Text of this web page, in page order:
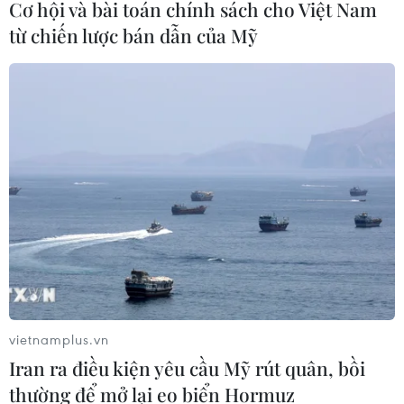
Hà Nội cảnh báo về việc sử dụng tế
bào gốc trong khám chữa bệnh, làm
Thắp lên hy vọng cho bệnh nhân
nghèo từ 'phòng khám 0 đồng' ở An
Giang
07/08/2026 02:00
Ca vi phẫu ghép da đầu hiếm gặp
giúp bé gái phục hồi sau 10 năm
06/08/2026 07:15
Cơ hội và bài toán chính sách cho Việt Nam
từ chiến lược bán dẫn của Mỹ
vietnamplus.vn
Iran ra điều kiện yêu cầu Mỹ rút quân, bồi
thường để mở lại eo biển Hormuz